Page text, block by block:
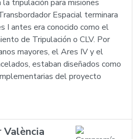
tripulación para misiones
Espacial terminara
I antes era conocido como el
de Tripulación o CLV. Por
mayores, el Ares IV y el
estaban diseñados como
del proyecto
València